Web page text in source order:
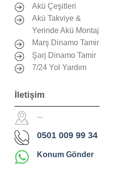
Akü Çeşitleri
Akü Takviye &
Yerinde Akü Montaj
Marş Dinamo Tamir
Şarj Dinamo Tamir
7/24 Yol Yardım
İletişim
...
0501 009 99 34
Konum Gönder